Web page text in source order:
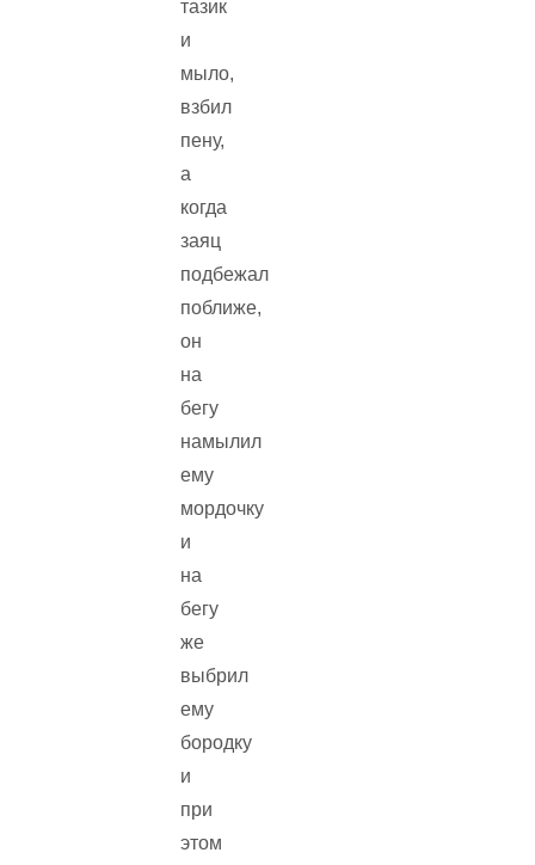
тазик
и
мыло,
взбил
пену,
а
когда
заяц
подбежал
поближе,
он
на
бегу
намылил
ему
мордочку
и
на
бегу
же
выбрил
ему
бородку
и
при
этом